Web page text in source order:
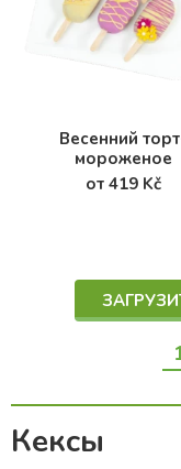
Весенний
мороженое
от 419 Kč
Кексы